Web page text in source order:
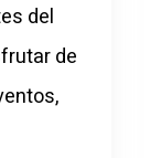
del
de